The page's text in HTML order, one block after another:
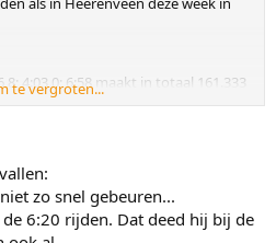
4:03,0; 6:58 maakt in totaal 161.333
7:07 maakt in totaal 161.883 punten
4:05,0: 7:09 maakt in totaal 162.300
7:06 maakt in totaal 162.750
4:05,0; 7:03 maakt in totaal 163.433
te vergroten...
zo snel gebeuren...
6:20 rijden. Dat deed hij bij de